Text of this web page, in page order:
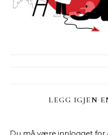
LEGG IGJEN